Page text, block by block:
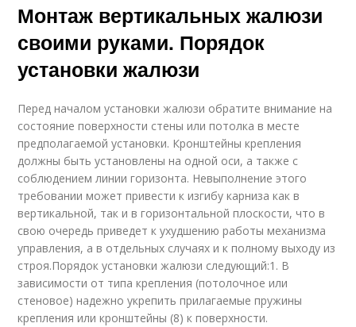
Монтаж вертикальных жалюзи
своими руками. Порядок
установки жалюзи
Перед началом установки жалюзи обратите внимание на
состояние поверхности стены или потолка в месте
предполагаемой установки. Кронштейны крепления
должны быть установлены на одной оси, а также с
соблюдением линии горизонта. Невыполнение этого
требовании может привести к изгибу карниза как в
вертикальной, так и в горизонтальной плоскости, что в
свою очередь приведет к ухудшению работы механизма
управления, а в отдельных случаях и к полному выходу из
строя.Порядок установки жалюзи следующий:1. В
зависимости от типа крепления (потолочное или
стеновое) надежно укрепить прилагаемые пружины
крепления или кронштейны (8) к поверхности.